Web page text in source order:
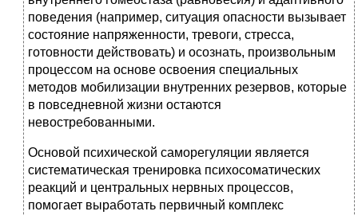
поведения (например, ситуация опасности вызывает
состояние напряженности, тревоги, стресса,
готовности действовать) и осознать, произвольным
процессом на основе освоения специальных
методов мобилизации внутренних резервов, которые
в повседневной жизни остаются
невостребованными.
Основой психической саморегуляции является
систематическая тренировка психосоматических
реакций и центральных нервных процессов,
помогает выработать первичный комплекс